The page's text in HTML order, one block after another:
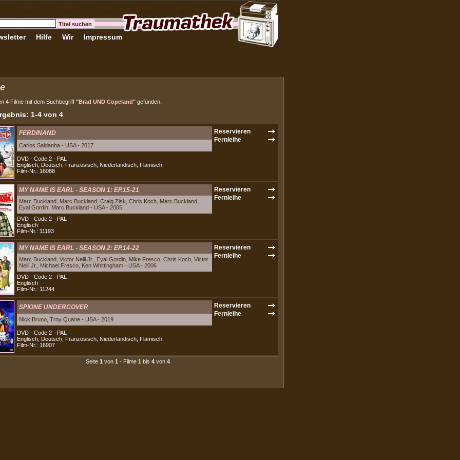
Hilfe Wir Impressum
4 Filme mit dem Suchbegriff "Brad UND Copeland" gefunden.
1-4 von 4
FERDINAND
Carlos Saldanha - USA - 2017
DVD - Code 2 - PAL
Englisch, Deutsch, Französisch, Niederländisch, Flämisch
Film-Nr.: 16088
MY NAME IS EARL - SEASON 1: EP.15-21
Marc Buckland, Marc Buckland, Craig Zisk, Chris Koch, Marc Buckland,
Eyal Gordin, Marc Buckland - USA - 2005
DVD - Code 2 - PAL
Englisch
Film-Nr.: 11193
MY NAME IS EARL - SEASON 2: EP.14-22
Marc Buckland, Victor Nelli Jr., Eyal Gordin, Mike Fresco, Chris Koch, Victor
Nelli Jr., Michael Fresco, Ken Whittingham - USA - 2006
DVD - Code 2 - PAL
Englisch
Film-Nr.: 11244
SPIONE UNDERCOVER
Nick Bruno, Troy Quane - USA - 2019
DVD - Code 2 - PAL
Englisch, Deutsch, Französisch, Niederländisch, Flämisch
Film-Nr.: 16907
Seite 1 von 1 - Filme 1 bis 4von 4